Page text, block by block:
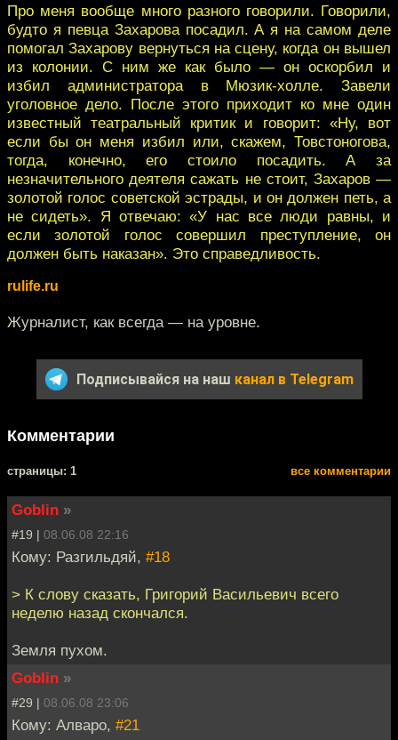
Про меня вообще много разного говорили. Говорили,
будто я певца Захарова посадил. А я на самом деле
помогал Захарову вернуться на сцену, когда он вышел
из колонии. С ним же как было — он оскорбил и
избил администратора в Мюзик-холле. Завели
уголовное дело. После этого приходит ко мне один
известный театральный критик и говорит: «Ну, вот
если бы он меня избил или, скажем, Товстоногова,
тогда, конечно, его стоило посадить. А за
незначительного деятеля сажать не стоит, Захаров —
золотой голос советской эстрады, и он должен петь, а
не сидеть». Я отвечаю: «У нас все люди равны, и
если золотой голос совершил преступление, он
должен быть наказан». Это справедливость.
rulife.ru
Журналист, как всегда — на уровне.
Подписывайся на наш канал в Telegram
Комментарии
cтраницы: 1 все комментарии
Goblin »
#19 | 08.06.08 22:16
Кому: Разгильдяй, #18
> К слову сказать, Григорий Васильевич всего
неделю назад скончался.
Земля пухом.
Goblin »
#29 | 08.06.08 23:06
Кому: Алваро, #21